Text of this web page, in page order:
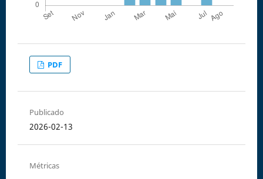
PDF
Publicado
2026-02-13
Métricas